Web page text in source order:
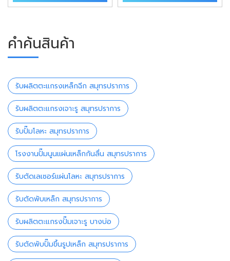
คำค้นสินค้า
รับผลิตตะแกรงเหล็กฉีก สมุทรปราการ
รับผลิตตะแกรงเจาะรู สมุทรปราการ
รับปั๊มโลหะ สมุทรปราการ
โรงงานปั๊มนูนแผ่นเหล็กกันลื่น สมุทรปราการ
รับตัดเลเซอร์แผ่นโลหะ สมุทรปราการ
รับตัดพับเหล็ก สมุทรปราการ
รับผลิตตะแกรงปั๊มเจาะรู บางบ่อ
รับตัดพับปั๊มขึ้นรูปเหล็ก สมุทรปราการ